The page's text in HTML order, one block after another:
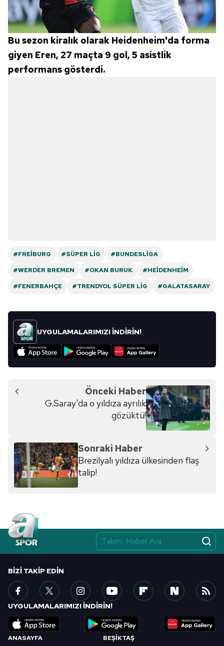
Bu sezon kiralık olarak Heidenheim'da forma
giyen Eren, 27 maçta 9 gol, 5 asistlik
performans gösterdi.
#FREIBURG #SÜPER LIG
#BUNDESLIGA
#WERDER BREMEN
#OKAN BURUK
#HEIDENHEIM
#FENERBAHÇE
#TRENDYOL SÜPER LIG #GALATASARAY
UYGULAMALARIMIZI İNDİRİN!
Önceki Haber
G.Saray'da o yıldıza ayrılık
gözüktü!
Sonraki Haber
Brezilyalı yıldıza ülkesinden flaş
talip!
ANASAYFA
BEŞİKTAŞ
BIZI TAKIP EDIN
UYGULAMALARIMIZI İNDİRİN!